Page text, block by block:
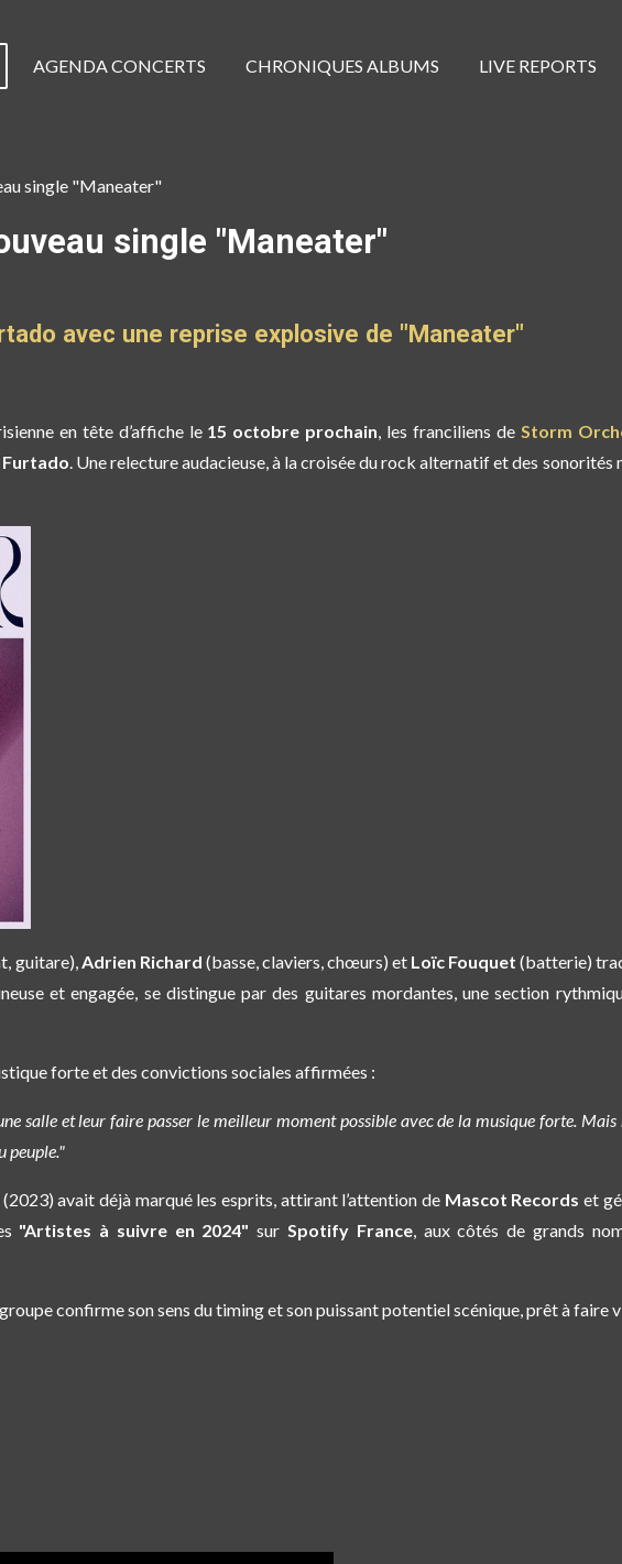
AGENDA CONCERTS CHRONIQUES ALBUMS LIVE REPORTS
single "Maneater"
single "Maneater"
avec une reprise explosive de "Maneater"
en tête d’affiche le 15 octobre prochain, les franciliens de Storm
Furtado. Une relecture audacieuse, à la croisée du rock alternatif et des
guitare), Adrien Richard (basse, claviers, chœurs) et Loïc Fouquet (batterie)
et engagée, se distingue par des guitares mordantes, une section
forte et des convictions sociales affirmées :
salle et leur faire passer le meilleur moment possible avec de la musique forte.
peuple."
(2023) avait déjà marqué les esprits, attirant l’attention de Mascot Records et
"Artistes à suivre en 2024" sur Spotify France, aux côtés de grands
confirme sonsens du timing et son puissant potentiel scénique, prêt à faire